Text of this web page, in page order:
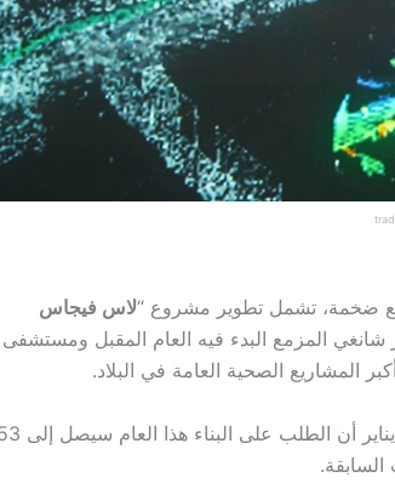
ضخمة، تشمل تطوير مشروع “لاس فيجاس
مطار شانغي المزمع البدء فيه العام المقبل ومستشفى
) في يناير أن الطلب على البناء هذا